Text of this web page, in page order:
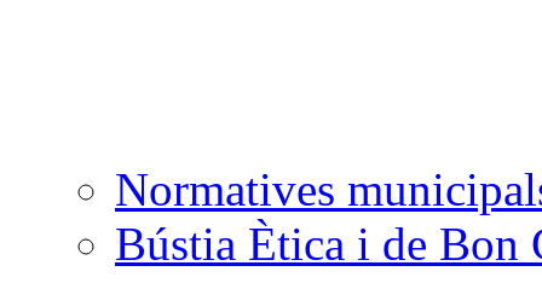
Normatives
Bústia Ètica i de Bon